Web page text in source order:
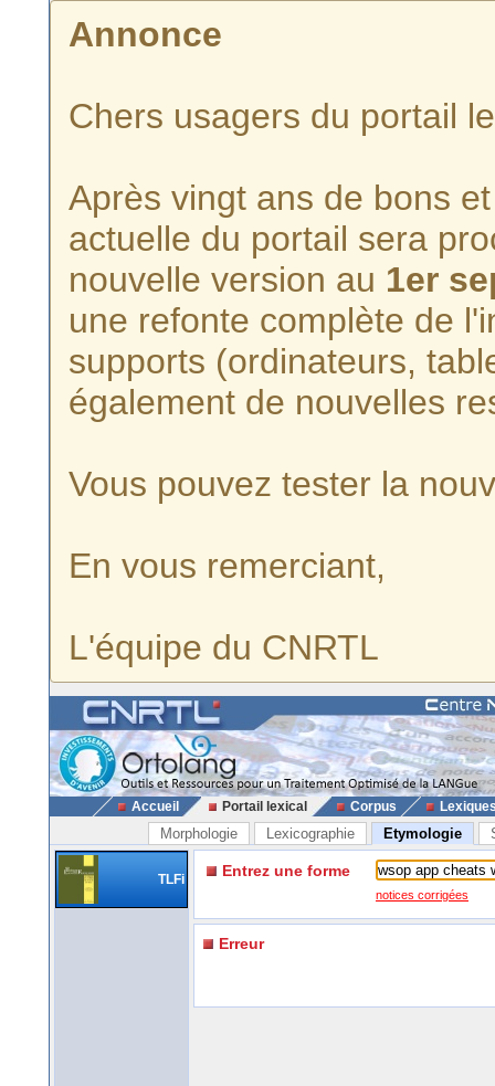
Annonce
Chers usagers du portail
Après vingt ans de bons
actuelle du portail sera
nouvelle version au 1er
une refonte complète de
supports (ordinateurs,
également de nouvelles
Vous pouvez tester la
En vous remerciant,
L'équipe du CNRTL
Accueil Portail lexical Corpus
Morphologie Lexicographie Etymologie
TLFi Entrez une forme
notices corrigées
Erreur